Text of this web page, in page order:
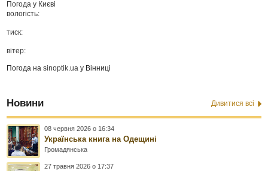
Погода у Києві
вологість:
тиск:
вітер:
Погода наsinoptik.ua у Вінниці
Новини Дивитися всі
08 червня 2026 о 16:34
Українська книга на Одещині
Громадянська
27 травня 2026 о 17:37